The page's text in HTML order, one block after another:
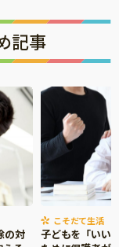
記事
の対
こそだて生活
子どもを「いい